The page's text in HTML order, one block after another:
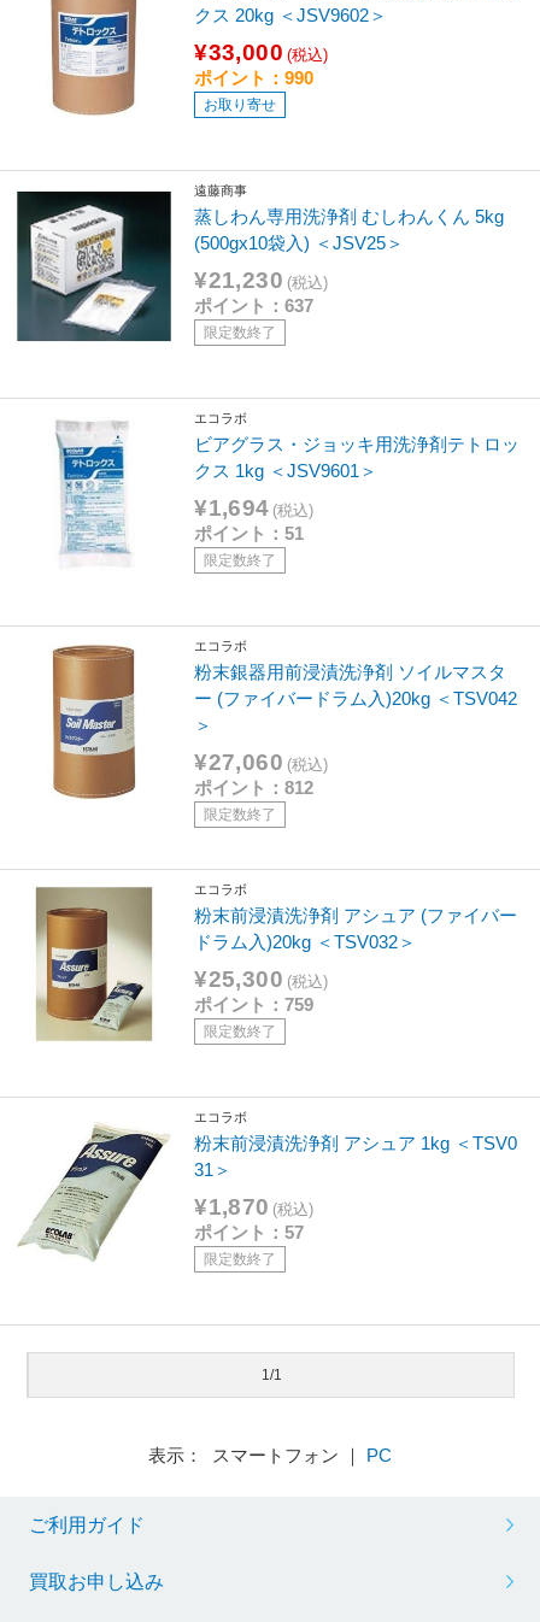
クス 20kg ＜JSV9602＞
¥33,000 (税込)
ポイント：990
お取り寄せ
遠藤商事
蒸しわん専用洗浄剤 むしわんくん 5kg
(500gx10袋入) ＜JSV25＞
¥21,230 (税込)
ポイント：637
限定数終了
エコラボ
ビアグラス・ジョッキ用洗浄剤テトロッ
クス 1kg ＜JSV9601＞
¥1,694 (税込)
ポイント：51
限定数終了
エコラボ
粉末銀器用前浸漬洗浄剤 ソイルマスタ
ー (ファイバードラム入)20kg ＜TSV042
＞
¥27,060 (税込)
ポイント：812
限定数終了
エコラボ
粉末前浸漬洗浄剤 アシュア (ファイバー
ドラム入)20kg ＜TSV032＞
¥25,300 (税込)
ポイント：759
限定数終了
エコラボ
粉末前浸漬洗浄剤 アシュア 1kg ＜TSV0
31＞
¥1,870 (税込)
ポイント：57
限定数終了
1/1
表示： スマートフォン ｜ PC
ご利用ガイド
買取お申し込み